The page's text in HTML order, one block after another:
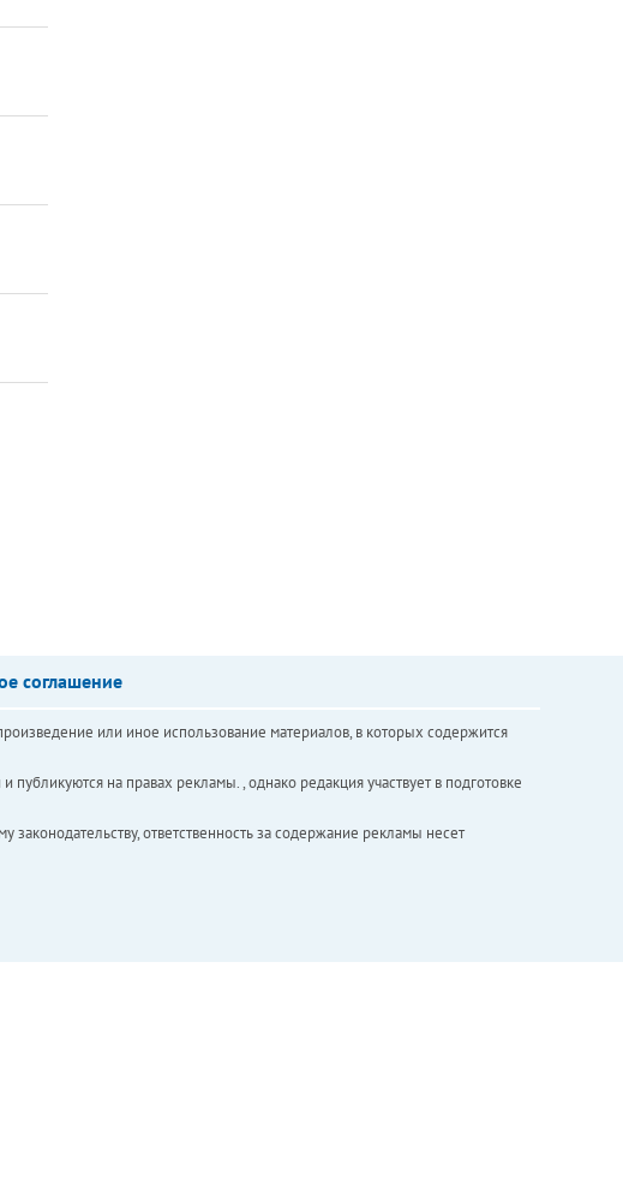
соглашение
или иное использование материалов, в которых содержится
на правах рекламы. , однако редакция участвует в подготовке
ответственность за содержание рекламы несет